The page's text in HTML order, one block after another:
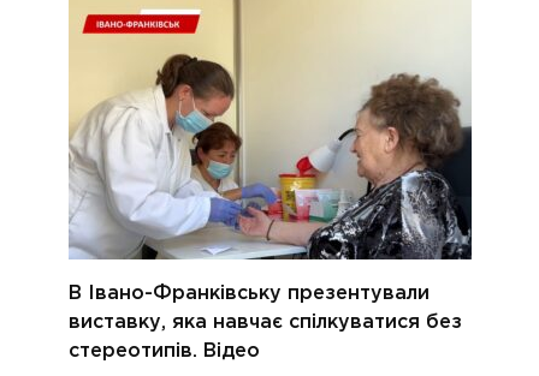
В Івано-Франківську презентували
виставку, яка навчає спілкуватися без
стереотипів. Відео